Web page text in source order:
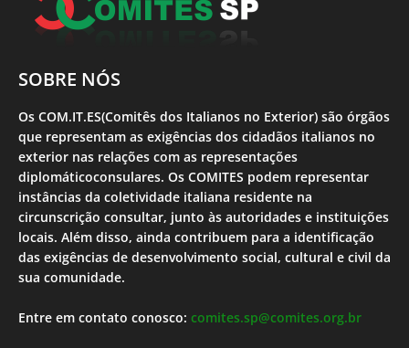
SOBRE NÓS
Os COM.IT.ES(Comitês dos Italianos no Exterior) são órgãos
que representam as exigências dos cidadãos italianos no
exterior nas relações com as representações
diplomáticoconsulares. Os COMITES podem representar
instâncias da coletividade italiana residente na
circunscrição consultar, junto às autoridades e instituições
locais. Além disso, ainda contribuem para a identificação
das exigências de desenvolvimento social, cultural e civil da
sua comunidade.
Entre em contato conosco: comites.sp@comites.org.br